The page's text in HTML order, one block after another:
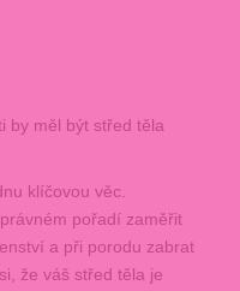
by měl být střed těla
klíčovou věc.
pořadí zaměřit
a při porodu zabrat
že váš střed těla je